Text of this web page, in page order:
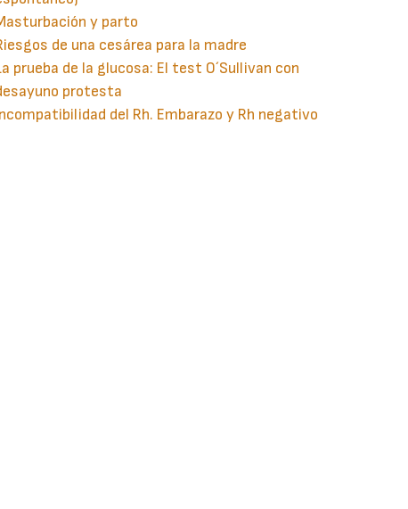
y parto
de una cesárea para la madre
prueba de la glucosa: El test O´Sullivan con
protesta
del Rh. Embarazo y Rh negativo